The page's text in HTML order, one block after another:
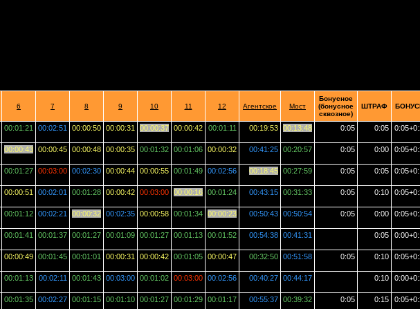
6 7 8 9 10 11 12 Агентское Мост
Бонусное
(бонусное
сквозное)
ШТРАФ
00:01:21 00:02:51 00:00:50 00:00:31 00:00:37 00:00:42 00:01:11 00:19:53 00:13:48 0:05 0:05
00:00:43 00:00:45 00:00:48 00:00:35 00:01:32 00:01:06 00:00:32 00:41:25 00:20:57 0:05 0:00
00:01:27 00:03:00 00:02:30 00:00:44 00:00:55 00:01:49 00:02:56 00:18:45 00:27:59 0:05 0:05
00:00:51 00:02:01 00:01:28 00:00:42 00:03:00 00:00:16 00:01:24 00:43:15 00:31:33 0:05 0:10
00:01:12 00:02:21 00:00:32 00:02:35 00:00:58 00:01:34 00:00:23 00:50:43 00:50:54 0:05 0:00
00:01:41 00:01:37 00:01:27 00:01:09 00:01:27 00:01:13 00:01:52 00:54:38 00:41:31 0:05
00:00:49 00:01:45 00:01:01 00:00:31 00:00:42 00:01:05 00:00:47 00:32:50 00:51:58 0:05 0:10
00:01:13 00:02:11 00:01:43 00:03:00 00:01:02 00:03:00 00:02:56 00:40:27 00:44:17 0:10
00:01:35 00:02:27 00:01:15 00:01:10 00:01:27 00:01:29 00:01:17 00:55:37 00:39:32 0:05 0:15